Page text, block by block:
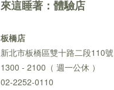
來這睡著：體驗店
板橋店
新北市板橋區雙十路二段110號
1300 - 2100（ 週一公休 ）
02-2252-0110